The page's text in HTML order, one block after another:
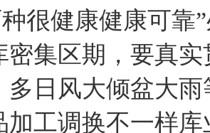
很健康健康可靠
密集区期，要真
多日风大倾盆大
加工调换不一样